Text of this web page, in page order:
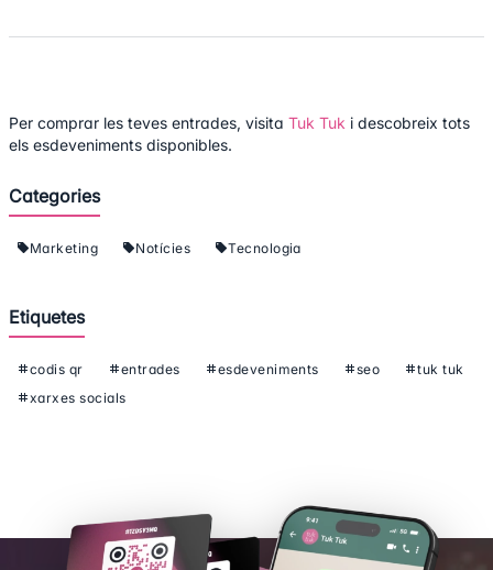
Per comprar les teves entrades, visita Tuk Tuk i descobreix tots
els esdeveniments disponibles.
Categories
Marketing Notícies Tecnologia
Etiquetes
codis qr entrades esdeveniments seo
tuk tuk
xarxes socials